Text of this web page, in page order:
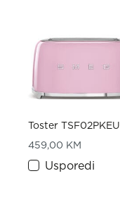
Toster TSF02PKEU
459,00 KM
Usporedi